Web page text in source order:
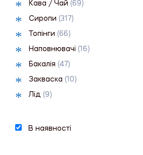
Кава / Чай (69)
Сиропи (317)
Топінги (66)
Наповнювачі (16)
Бакалія (47)
Закваска (10)
Лід (9)
В наявності